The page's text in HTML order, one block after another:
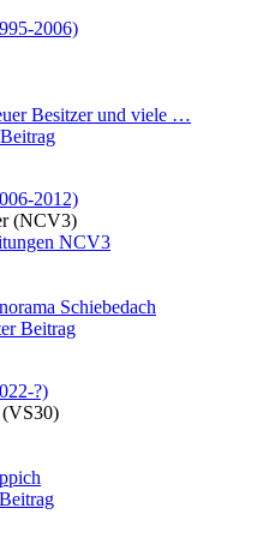
2006)
Besitzer und viele …
2012)
(NCV3)
NCV3
Schiebedach
Beitrag
?)
(VS30)